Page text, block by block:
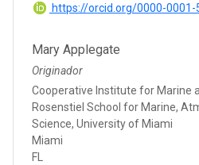
https://orcid.org/0000-0001-
Mary Applegate
Originador
Cooperative Institute for Marine
Rosenstiel School for Marine,
Science, University of Miami
Miami
FL